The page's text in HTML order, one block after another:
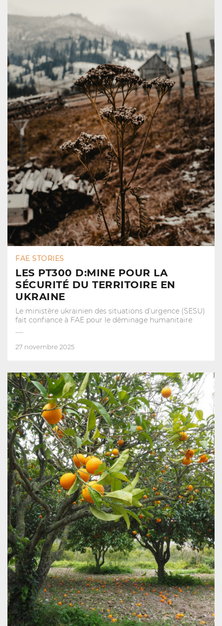
FAE STORIES
LES PT300 D:MINE POUR LA
SÉCURITÉ DU TERRITOIRE EN
UKRAINE
Le ministère ukrainien des situations d’urgence (SESU)
fait confiance à FAE pour le déminage humanitaire
27 novembre 2025